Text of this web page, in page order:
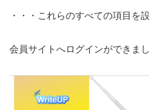
・・・これらのすべての項目を
会員サイトへログインができまし